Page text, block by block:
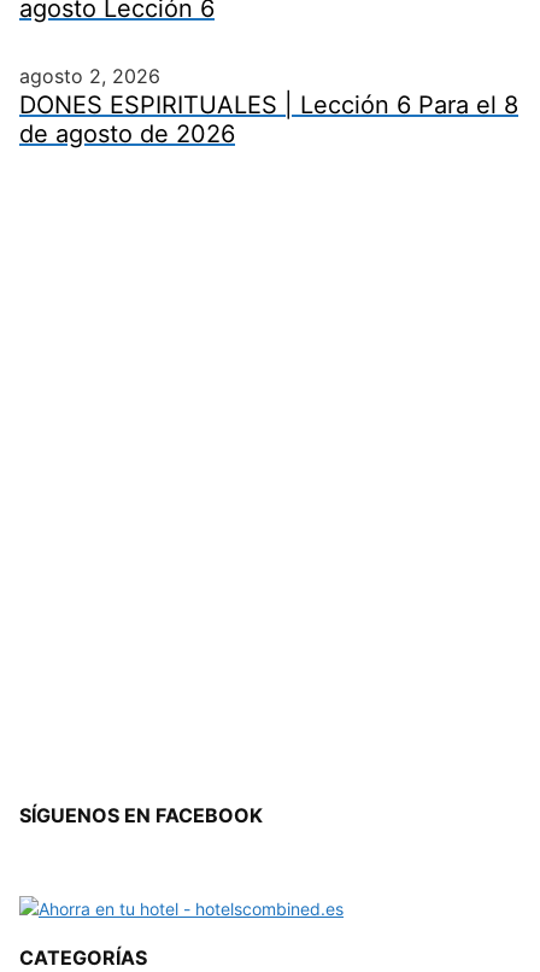
agosto Lección 6
agosto 2, 2026
DONES ESPIRITUALES | Lección 6 Para el 8
de agosto de 2026
SÍGUENOS EN FACEBOOK
CATEGORÍAS